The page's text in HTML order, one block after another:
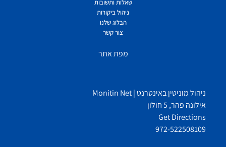
שאלות ותשובות
ניהול ביקורות
הבלוג שלנו
צור קשר
מפת אתר
ניהול מוניטין באינטרנט | Monitin Net
אילונה פהר, 5 חולון
Get Directions
972-522508109